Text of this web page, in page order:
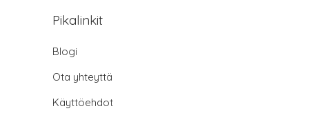
Pikalinkit
Blogi
Ota yhteyttä
Käyttöehdot